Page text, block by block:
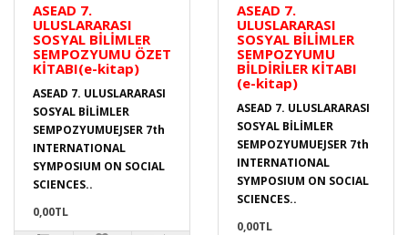
ASEAD 7.
ULUSLARARASI
SOSYAL BİLİMLER
SEMPOZYUMU ÖZET
KİTABI(e-kitap)
ASEAD 7. ULUSLARARASI
SOSYAL BİLİMLER
SEMPOZYUMUEJSER 7th
INTERNATIONAL
SYMPOSIUM ON SOCIAL
SCIENCES..
0,00TL
ASEAD 7.
ULUSLARARASI
SOSYAL BİLİMLER
SEMPOZYUMU
BİLDİRİLER KİTABI
(e-kitap)
ASEAD 7. ULUSLARARASI
SOSYAL BİLİMLER
SEMPOZYUMUEJSER 7th
INTERNATIONAL
SYMPOSIUM ON SOCIAL
SCIENCES..
0,00TL